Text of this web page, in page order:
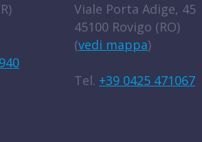
Viale Porta Adige, 45
45100 Rovigo (RO)
(vedi mappa)
Tel. +39 0425 471067